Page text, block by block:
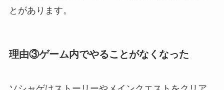
とがあります。
理由③ゲーム内でやることがなくなった